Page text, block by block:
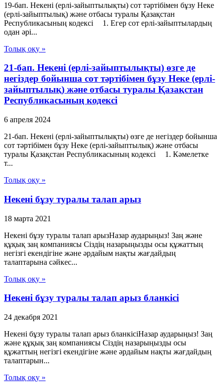
19-бап. Некені (ерлі-зайыптылықты) сот тәртібімен бұзу Неке
(ерлі-зайыптылық) және отбасы туралы Қазақстан
Республикасының кодексі 1. Егер сот ерлі-зайыптылардың
одан әрі...
Толық оқу »
21-бап. Некені (ерлі-зайыптылықты) өзге де
негіздер бойынша сот тәртібімен бұзу Неке (ерлі-
зайыптылық) және отбасы туралы Қазақстан
Республикасының кодексі
6 апреля 2024
21-бап. Некені (ерлі-зайыптылықты) өзге де негіздер бойынша
сот тәртібімен бұзу Неке (ерлі-зайыптылық) және отбасы
туралы Қазақстан Республикасының кодексі 1. Кәмелетке
т...
Толық оқу »
Некені бұзу туралы талап арыз
18 марта 2021
Некені бұзу туралы талап арызНазар аударыңыз! Заң және
құқық заң компаниясы Сіздің назарыңызды осы құжаттың
негізгі екендігіне және әрдайым нақты жағдайдың
талаптарына сәйкес...
Толық оқу »
Некені бұзу туралы талап арыз бланкісі
24 декабря 2021
Некені бұзу туралы талап арыз бланкісіНазар аударыңыз! Заң
және құқық заң компаниясы Сіздің назарыңызды осы
құжаттың негізгі екендігіне және әрдайым нақты жағдайдың
талаптарын...
Толық оқу »